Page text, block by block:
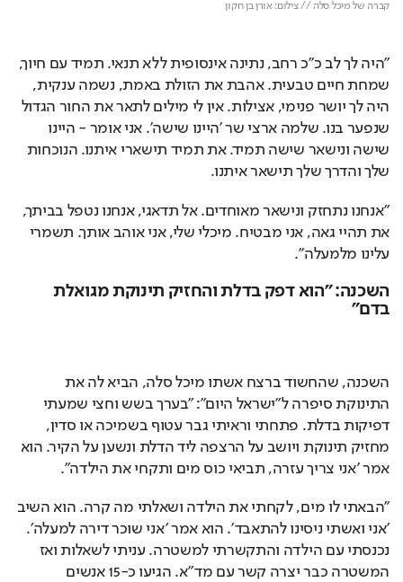
קברה של מיכל סלה // צילום: אורן בן חקון
"היה לך לב כ"כ רחב, נתינה אינסופית ללא תנאי. תמיד עם חיוך,
שמחת חיים טבעית. אהבת את הזולת באמת, נשמה ענקית,
היה לך יושר פנימי, אצילות. אין לי מילים לתאר את החור הגדול
שנפער בנו. שלמה ארצי שר 'היינו שישה'. אני אומר - היינו
שישה ונישאר שישה תמיד. את תמיד תישארי איתנו. הנוכחות
שלך והדרך שלך תישאר איתנו.
"אנחנו נתחזק ונישאר מאוחדים. אל תדאגי, אנחנו נטפל בביתך,
את תהיי גאה, אני מבטיח. מיכלי שלי, אני אוהב אותך. תשמרי
עלינו מלמעלה".
השכנה: "הוא דפק בדלת והחזיק תינוקת מגואלת
בדם"
השכנה, שהחשוד ברצח אשתו מיכל סלה, הביא לה את
התינוקת סיפרה ל"ישראל היום": "בערך בשש וחצי שמעתי
דפיקות בדלת. פתחתי וראיתי גבר עטוף בשמיכה או סדין,
מחזיק תינוקת ויושב על הרצפה ליד הדלת ונשען על הקיר. הוא
אמר 'אני צריך עזרה, תביאי כוס מים ותקחי את הילדה".
"הבאתי לו מים, לקחתי את הילדה ושאלתי מה קרה. הוא השיב
'אני ואשתי ניסינו להתאבד'. הוא אמר ׳אני שוכר דירה למעלה׳.
נכנסתי עם הילדה והתקשרתי למשטרה. עניתי לשאלות ואז
המשטרה כבר יצרה קשר עם מד"א. הגיעו כ-15 אנשים